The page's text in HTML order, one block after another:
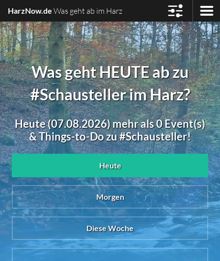
HarzNow.de Was geht ab im Harz
Was geht HEUTE ab zu
#Schausteller im Harz?
Heute (07.08.2026) mehr als 0 Event(s)
& Things-to-Do zu #Schausteller!
Heute
Morgen
Diese Woche